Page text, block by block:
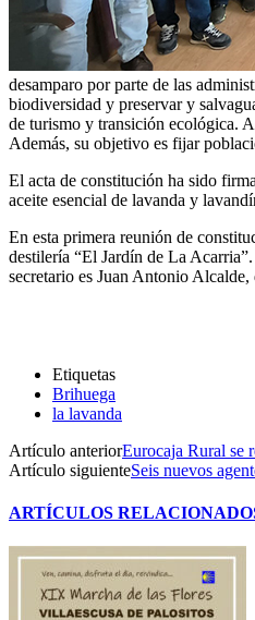
desamparo por parte de las
biodiversidad y preservar y
de turismo y transición ecológica.
Además, su objetivo es fijar
El acta de constitución ha sido
aceite esencial de lavanda y
En esta primera reunión de
destilería “El Jardín de La
secretario es Juan Antonio
Etiquetas
Brihuega
la lavanda
Artículo anteriorEurocaja Rural se
Artículo siguienteSeis nuevos
ARTÍCULOS